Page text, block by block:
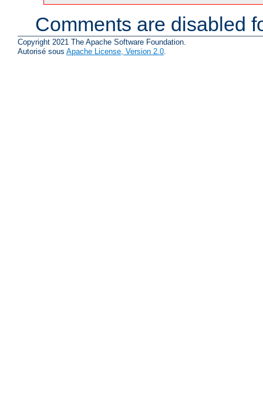
Comments are disabled
Copyright 2021 The Apache Software Foundation.
Autorisé sous Apache License, Version 2.0.